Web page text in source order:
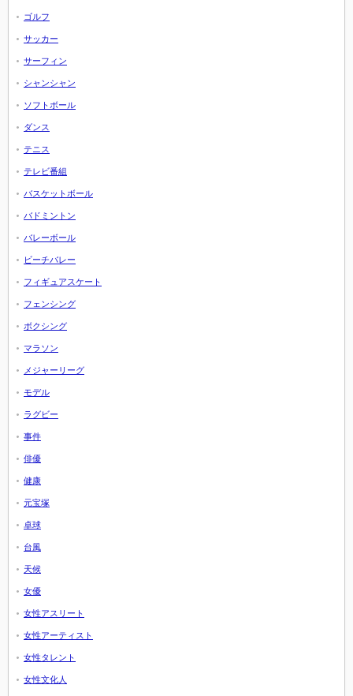
ゴルフ
サッカー
サーフィン
シャンシャン
ソフトボール
ダンス
テニス
テレビ番組
バスケットボール
バドミントン
バレーボール
ビーチバレー
フィギュアスケート
フェンシング
ボクシング
マラソン
メジャーリーグ
モデル
ラグビー
事件
俳優
健康
元宝塚
卓球
台風
天候
女優
女性アスリート
女性アーティスト
女性タレント
女性文化人